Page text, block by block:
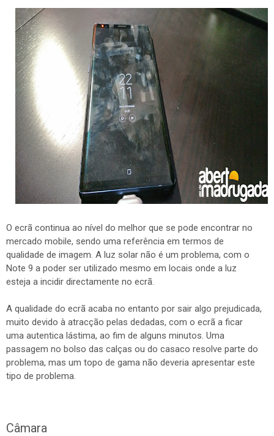
O ecrã continua ao nível do melhor que se pode encontrar no
mercado mobile, sendo uma referência em termos de
qualidade de imagem. A luz solar não é um problema, com o
Note 9 a poder ser utilizado mesmo em locais onde a luz
esteja a incidir directamente no ecrã.
A qualidade do ecrã acaba no entanto por sair algo prejudicada,
muito devido à atracção pelas dedadas, com o ecrã a ficar
uma autentica lástima, ao fim de alguns minutos. Uma
passagem no bolso das calças ou do casaco resolve parte do
problema, mas um topo de gama não deveria apresentar este
tipo de problema.
Câmara